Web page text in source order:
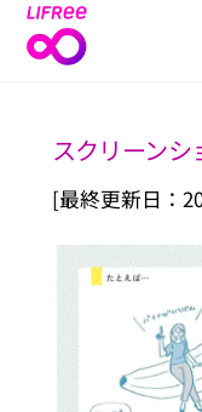
Skip
スクリーンシ
[最終更新日：